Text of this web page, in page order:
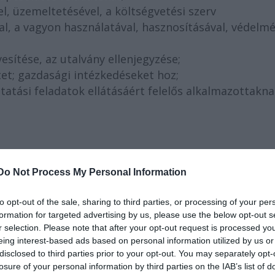
Not Process My Personal Information
opt-out of the sale, sharing to third parties, or processing of your
for targeted advertising by us, please use the below opt-out
selection. Please note that after your opt-out request is processed
interest-based ads based on personal information utilized by us
to third parties prior to your opt-out. You may separately
of your personal information by third parties on the IAB’s list of
üzemeltetésével, a költségvetési szerv
a vagyon használatával, hasznosításával,
az utalvány ellenjegyzése;
gazdasági intézkedéseket hoz;
feladatok ellátásáért felelős
a “Közalkalmazottak jogállásáról szóló” 1992. évi
szóló 1992. évi XXXIII. törvény
és közgyűjteményi területen foglalkoztatott
kérdések rendezéséről szóló 150/1992.